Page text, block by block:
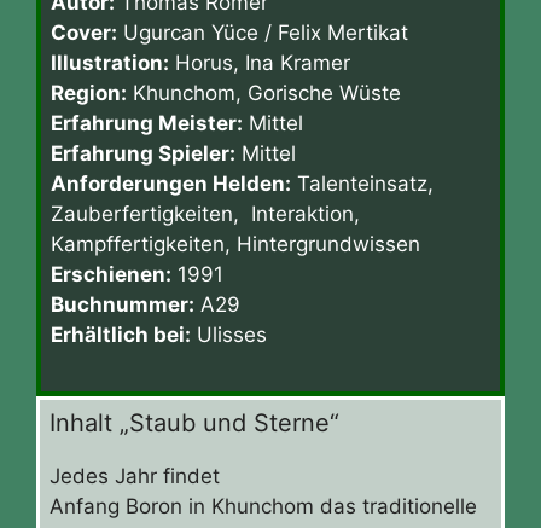
Cover: Ugurcan Yüce / Felix Mertikat
Illustration: Horus, Ina Kramer
Region: Khunchom, Gorische Wüste
Erfahrung Meister: Mittel
Erfahrung Spieler: Mittel
Anforderungen Helden: Talenteinsatz,
Zauberfertigkeiten, Interaktion,
Kampffertigkeiten, Hintergrundwissen
Erschienen: 1991
Buchnummer: A29
Erhältlich bei: Ulisses
Inhalt „Staub und Sterne“
Jedes Jahr findet
Anfang Boron in Khunchom das traditionelle